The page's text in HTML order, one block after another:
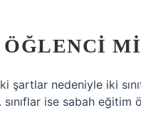
şartlar nedeniyle iki
ise sabah eğitim